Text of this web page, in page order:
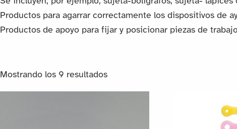
Productos para agarrar correctamente los dispositivos de
Productos de apoyo para fijar y posicionar piezas de
Mostrando los 9 resultados